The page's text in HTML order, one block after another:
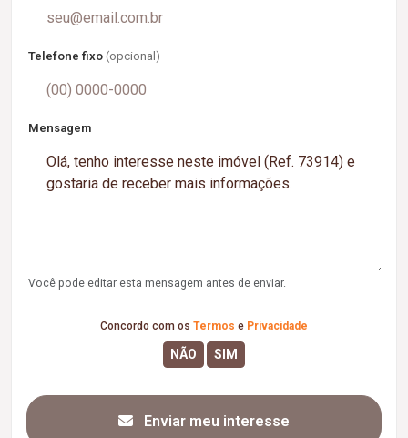
Telefone fixo (opcional)
Mensagem
Você pode editar esta mensagem antes de enviar.
Concordo com os Termos e Privacidade
Enviar meu interesse